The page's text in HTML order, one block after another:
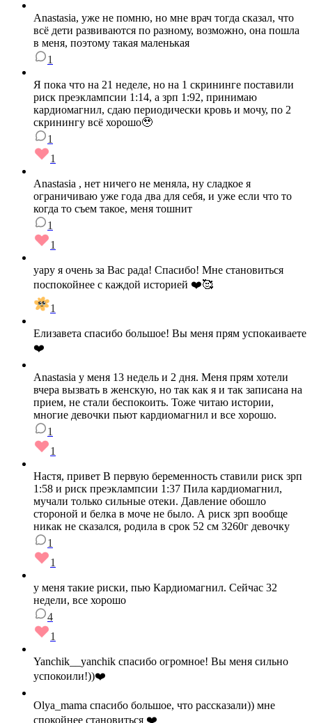
Anastasia , уже не помню, но мне врач тогда сказал, что
всё дети развиваются по разному, возможно, она пошла
в меня, поэтому такая маленькая
1
Я пока что на 21 неделе, но на 1 скрининге поставили
риск преэклампсии 1:14, а зрп 1:92, принимаю
кардиомагнил, сдаю периодически кровь и мочу, по 2
скринингу всё хорошо🥹
1
1
Anastasia , нет ничего не меняла, ну сладкое я
ограничиваю уже года два для себя, и уже если что то
когда то съем такое, меня тошнит
1
1
yapy я очень за Вас рада! Спасибо! Мне становиться
поспокойнее с каждой историей ❤️🥰
1
Елизавета спасибо большое! Вы меня прям успокаиваете
❤️
Anastasia у меня 13 недель и 2 дня. Меня прям хотели
вчера вызвать в женскую, но так как я и так записана на
прием, не стали беспокоить. Тоже читаю истории,
многие девочки пьют кардиомагнил и все хорошо.
1
1
Настя, привет В первую беременность ставили риск зрп
1:58 и риск преэклампсии 1:37 Пила кардиомагнил,
мучали только сильные отеки. Давление обошло
стороной и белка в моче не было. А риск зрп вообще
никак не сказался, родила в срок 52 см 3260г девочку
1
1
у меня такие риски, пью Кардиомагнил. Сейчас 32
недели, все хорошо
4
1
Yanchik__yanchik спасибо огромное! Вы меня сильно
успокоили!))❤️
Olya_mama спасибо большое, что рассказали)) мне
спокойнее становиться ❤️